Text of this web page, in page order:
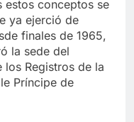
estos conceptos se
ya ejerció de
finales de 1965,
la sede del
los Registros de la
Príncipe de